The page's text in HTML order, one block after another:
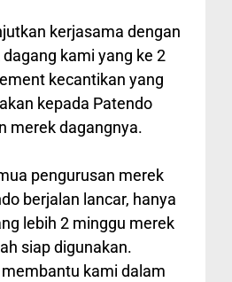
kerjasama dengan
kami yang ke 2
kecantikan yang
kepada Patendo
merek dagangnya.
pengurusan merek
berjalan lancar, hanya
lebih 2 minggu merek
siap digunakan.
kami dalam